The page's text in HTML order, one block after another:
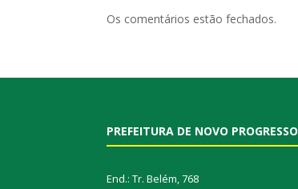
Os comentários estão fechados.
PREFEITURA DE NOVO PROGRESSO
End.: Tr. Belém, 768